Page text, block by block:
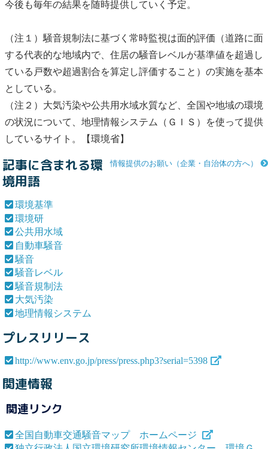
今後も毎年の結果を随時提供していく予定。
（注１） 騒音規制法に基づく常時監視は面的評価（道路に面
する代表的な地域内で、住居の騒音レベルが基準値を超過し
ている戸数や超過割合を算定し評価すること）の実施を基本
としている。
（注２） 大気汚染や公共用水域水質など、全国や地域の環境
の状況について、 地理情報システム
（ＧＩＳ）を使って提供
しているサイト。【環境省】
情報提供のお願い（企業・自治体の方へ）
記事に含まれる環
境用語
環境基準
環境研
公共用水域
自動車騒音
騒音
騒音レベル
騒音規制法
大気汚染
地理情報システム
プレスリリース
http://www.env.go.jp/press/press.php3?serial=5398
関連情報
関連リンク
全国自動車交通騒音マップ ホームページ